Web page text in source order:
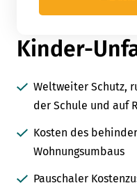
Kinder-
Weltweiter Schutz,
der Schule und auf
Kosten des
Wohnungsumbaus
Pauschaler